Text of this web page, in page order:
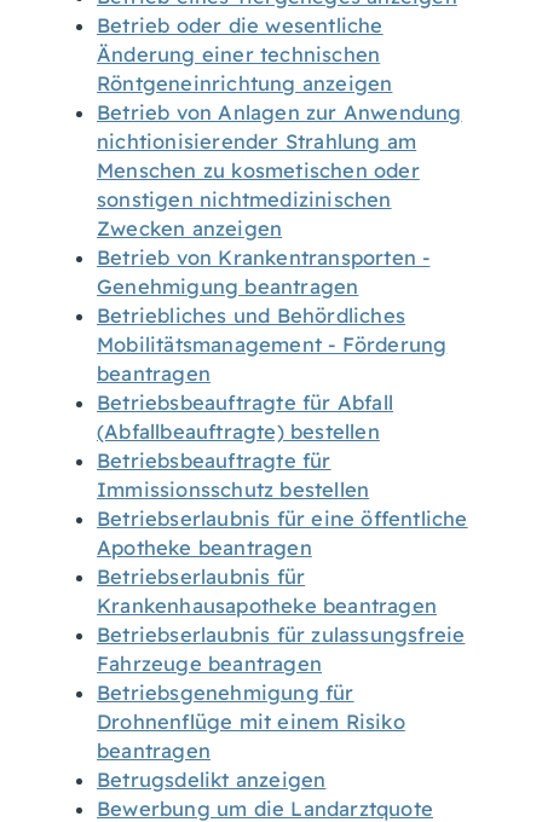
Betrieb oder die wesentliche
Änderung einer technischen
Röntgeneinrichtung anzeigen
Betrieb von Anlagen zur Anwendung
nichtionisierender Strahlung am
Menschen zu kosmetischen oder
sonstigen nichtmedizinischen
Zwecken anzeigen
Betrieb von Krankentransporten -
Genehmigung beantragen
Betriebliches und Behördliches
Mobilitätsmanagement - Förderung
beantragen
Betriebsbeauftragte für Abfall
(Abfallbeauftragte) bestellen
Betriebsbeauftragte für
Immissionsschutz bestellen
Betriebserlaubnis für eine öffentliche
Apotheke beantragen
Betriebserlaubnis für
Krankenhausapotheke beantragen
Betriebserlaubnis für zulassungsfreie
Fahrzeuge beantragen
Betriebsgenehmigung für
Drohnenflüge mit einem Risiko
beantragen
Betrugsdelikt anzeigen
Bewerbung um die Landarztquote